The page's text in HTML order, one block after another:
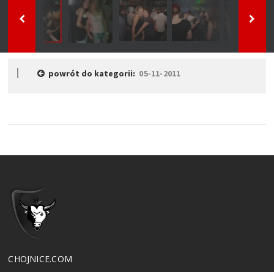
powrót do kategorii: 05-11-2011
CHOJNICE.COM